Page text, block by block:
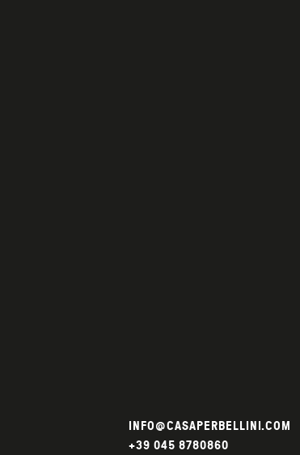
INFO@CASAPERBELLINI.COM
+39 045 8780860